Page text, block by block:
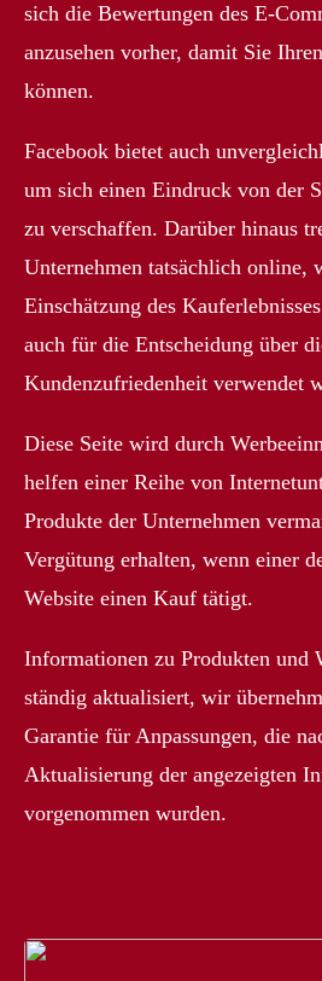
sich die Bewertungen des E-
anzusehen vorher, damit Sie
können.
Facebook bietet auch
um sich einen Eindruck von der
zu verschaffen. Darüber hinaus
Unternehmen tatsächlich online,
Einschätzung des
auch für die Entscheidung über
Kundenzufriedenheit verwendet
Diese Seite wird durch
helfen einer Reihe von
Produkte der Unternehmen
Vergütung erhalten, wenn einer
Website einen Kauf tätigt.
Informationen zu Produkten und
ständig aktualisiert, wir
Garantie für Anpassungen, die
Aktualisierung der angezeigten
vorgenommen wurden.